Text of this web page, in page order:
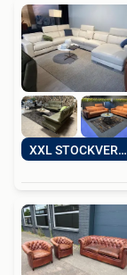
XXL STOCKVERKOOP